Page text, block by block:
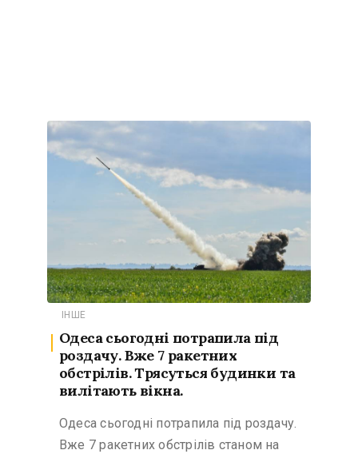
ІНШЕ
Одеса сьогодні потрапила під
роздачу. Вже 7 ракетних
обстрілів. Трясуться будинки та
вилітають вікна.
Одеса сьогодні потрапила під роздачу.
Вже 7 ракетних обстрілів станом на